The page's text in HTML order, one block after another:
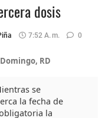
dosis
7:52 A. M. 0
RD
ientras se
la fecha de
la